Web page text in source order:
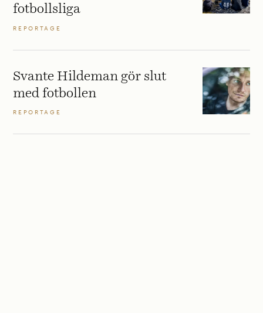
fotbollsliga
REPORTAGE
Svante Hildeman gör slut
med fotbollen
REPORTAGE